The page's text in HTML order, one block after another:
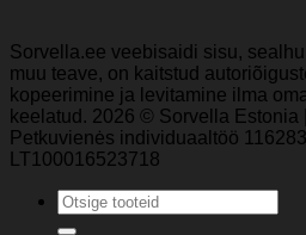
Sorvella.ee veebisaidi sisu,
muu teave, on kaitstud
kopeerimine ja levitamine ilma
keelatud. 2026 © Sorvella Estonia
Petkuvienės individuaaltöö
LT100016523718
Otsi: